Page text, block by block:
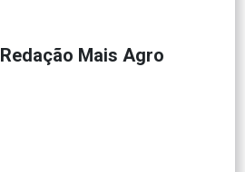
Redação Mais Agro